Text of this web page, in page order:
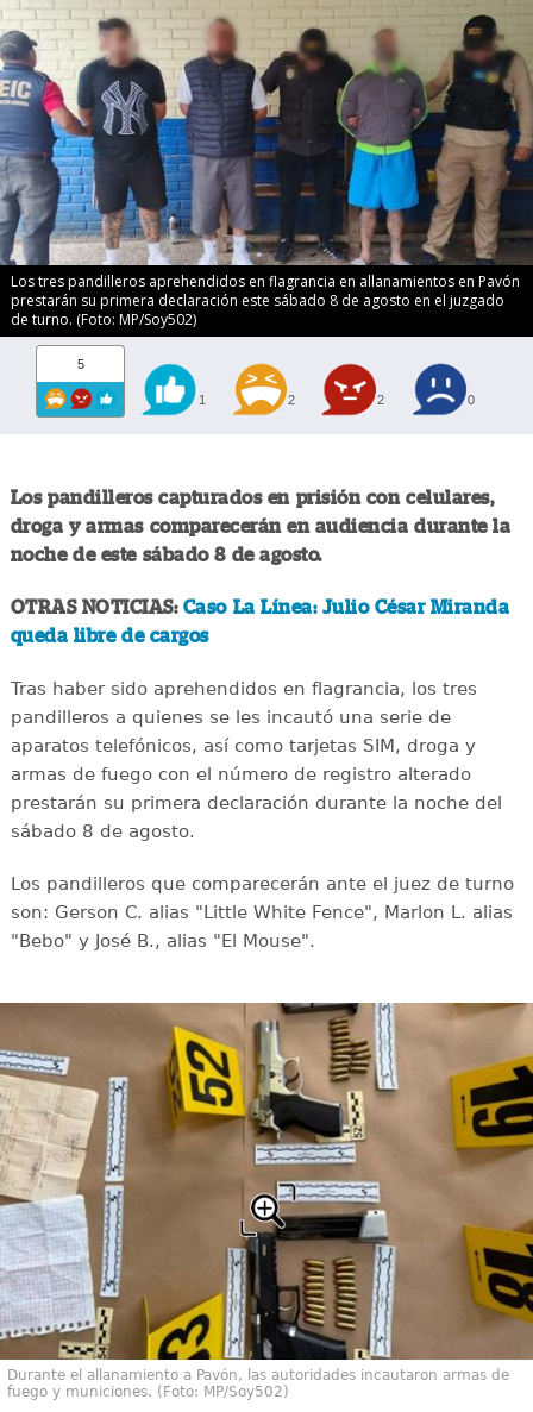
Los tres pandilleros aprehendidos en flagrancia en allanamientos en Pavón
prestarán su primera declaración este sábado 8 de agosto en el juzgado
de turno. (Foto: MP/Soy502)
5
1 2 2 0
Los pandilleros capturados en prisión con celulares,
droga y armas comparecerán en audiencia durante la
noche de este sábado 8 de agosto.
OTRAS NOTICIAS: Caso La Línea: Julio César Miranda
queda libre de cargos
Tras haber sido aprehendidos en flagrancia, los tres
pandilleros a quienes se les incautó una serie de
aparatos telefónicos, así como tarjetas SIM, droga y
armas de fuego con el número de registro alterado
prestarán su primera declaración durante la noche del
sábado 8 de agosto.
Los pandilleros que comparecerán ante el juez de turno
son: Gerson C. alias "Little White Fence", Marlon L. alias
"Bebo" y José B., alias "El Mouse".
Durante el allanamiento a Pavón, las autoridades incautaron armas de
fuego y municiones. (Foto: MP/Soy502)